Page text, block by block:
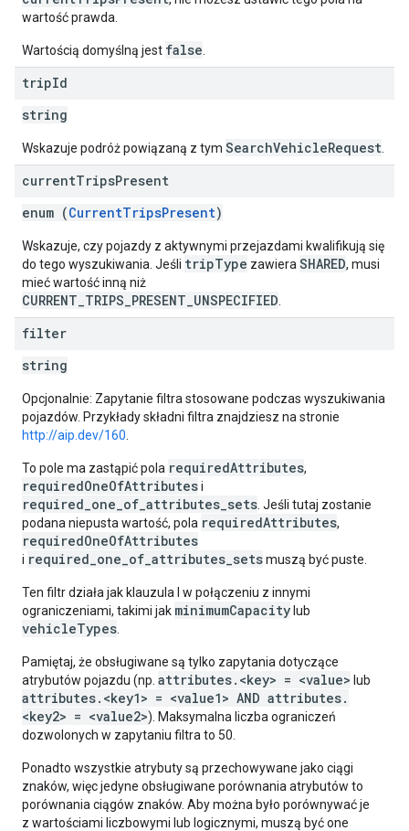
wartość prawda.
Wartością domyślną jest false
tripId
string
Wskazuje podróż powiązaną z tym SearchVehicleRequest
currentTripsPresent
enum (CurrentTripsPresent)
Wskazuje, czy pojazdy z aktywnymi przejazdami kwalifikują się
do tego wyszukiwania. Jeśli tripType zawiera SHARED, musi
mieć wartość inną niż
CURRENT_TRIPS_PRESENT_UNSPECIFIED
filter
string
Opcjonalnie: Zapytanie filtra stosowane podczas wyszukiwania
pojazdów. Przykłady składni filtra znajdziesz na stronie
http://aip.dev/160
To pole ma zastąpić pola requiredAttributes,
requiredOneOfAttributesi
required_one_of_attributes_sets . Jeśli tutaj zostanie
podana niepusta wartość, pola requiredAttributes,
requiredOneOfAttributes
i required_one_of_attributes_setsmuszą być puste.
Ten filtr działa jak klauzula I w połączeniu z innymi
ograniczeniami, takimi jak minimumCapacity lub
vehicleTypes
Pamiętaj, że obsługiwane są tylko zapytania dotyczące
atrybutów pojazdu (np. attributes.<key> = <value> lub
attributes.<key1> = <value1> AND attributes.
<key2> = <value2>). Maksymalna liczba ograniczeń
dozwolonych w zapytaniu filtra to 50.
Ponadto wszystkie atrybuty są przechowywane jako ciągi
znaków, więc jedyne obsługiwane porównania atrybutów to
porównania ciągów znaków. Aby można było porównywać je
z wartościami liczbowymi lub logicznymi, muszą być one